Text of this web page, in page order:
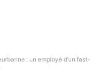
: un employé d’un fast-